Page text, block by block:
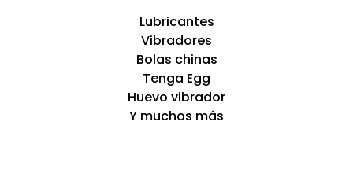
Lubricantes
Vibradores
Bolas chinas
Tenga Egg
Huevo vibrador
Y muchos más